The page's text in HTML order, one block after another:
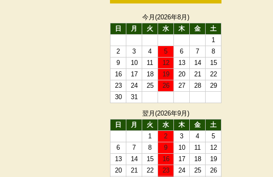
今月(2026年8月)
日
月 火 水 木 金
土
1
2
3 4 5 6 7
8
9
10 11 12 13 14
15
16
17 18 19 20 21
22
23
24 25 26 27 28
29
30
31
翌月(2026年9月)
日
月 火 水 木 金
土
1
2 3 4
5
6
7 8 9 10 11
12
13
14 15 16 17 18
19
20
21 22 23 24 25
26